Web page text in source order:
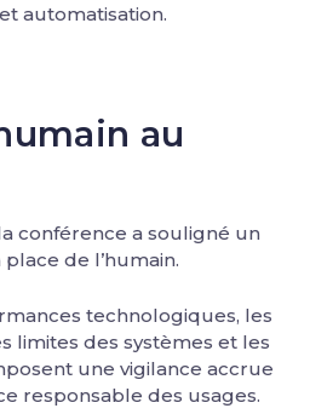
automatisation.
au
conférence a souligné un
de l’humain.
technologiques, les
limites des systèmes et les
une vigilance accrue
responsable des usages.